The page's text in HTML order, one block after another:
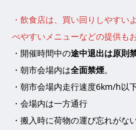
・飲食店は、買い回りしやすい
べやすいメニューなどの提供も
・開催時間中の途中退出は原則
・朝市会場内は全面禁煙。
・朝市会場内走行速度6km/h以
・会場内は一方通行
・搬入時に荷物の運び忘れがな